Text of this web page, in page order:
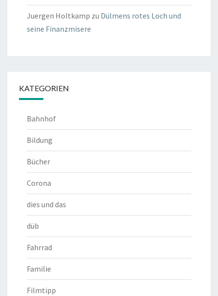
Juergen Holtkamp zu Dülmens rotes Loch und
seine Finanzmisere
KATEGORIEN
Bahnhof
Bildung
Bücher
Corona
dies und das
düb
Fahrrad
Familie
Filmtipp